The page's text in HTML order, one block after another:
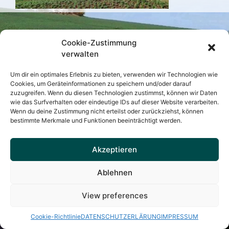
Cookie-Zustimmung
verwalten
Um dir ein optimales Erlebnis zu bieten, verwenden wir Technologien wie
Cookies, um Geräteinformationen zu speichern und/oder darauf
zuzugreifen. Wenn du diesen Technologien zustimmst, können wir Daten
wie das Surfverhalten oder eindeutige IDs auf dieser Website verarbeiten.
Wenn du deine Zustimmung nicht erteilst oder zurückziehst, können
bestimmte Merkmale und Funktionen beeinträchtigt werden.
Akzeptieren
Ablehnen
View preferences
Cookie-RichtlinieDATENSCHUTZERLÄRUNGIMPRESSUM
VEREINSHISTORIE
MITGLIEDSANTRAG
IHRE SPENDE
DATENSCHUTZ
KONTAKT
Mit freundlicher Unterstützung vone-studio.de
Kapellenverein Zum guten Hirten Höchberg e.V. © 2026